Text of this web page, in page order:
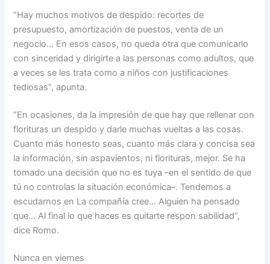
“Hay muchos motivos de despido: recortes de
presupuesto, amortización de puestos, venta de un
negocio… En esos casos, no queda otra que comunicarlo
con sinceridad y dirigirte a las personas como adultos, que
a veces se les trata como a niños con justificaciones
tediosas”, apunta.
“En ocasiones, da la impresión de que hay que rellenar con
florituras un despido y darle muchas vueltas a las cosas.
Cuanto más honesto seas, cuanto más clara y concisa sea
la información, sin aspavientos, ni florituras, mejor. Se ha
tomado una decisión que no es tuya –en el sentido de que
tú no controlas la situación económica–. Tendemos a
escudarnos en La compañía cree… Alguien ha pensado
que… Al final lo que haces es quitarte respon sabilidad”,
dice Romo.
Nunca en viernes